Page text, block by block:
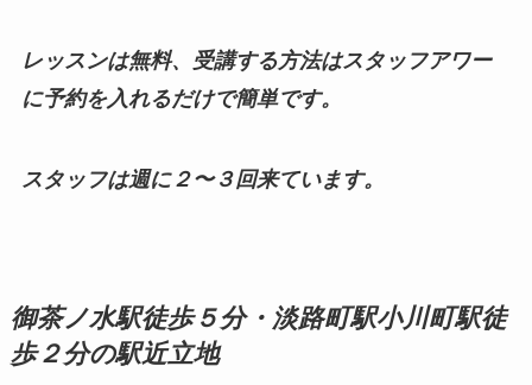
レッスンは無料、受講する方法はスタッフアワー
に予約を入れるだけで簡単です。
スタッフは週に２〜３回来ています。
御茶ノ水駅徒歩５分・淡路町駅小川町駅徒
歩２分の駅近立地